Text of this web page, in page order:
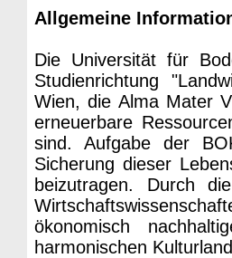
Allgemeine
Die Universität für
Studienrichtung
Wien, die Alma Mater
erneuerbare
sind. Aufgabe der
Sicherung dieser
beizutragen. Durch
ökonomisch
harmonischen